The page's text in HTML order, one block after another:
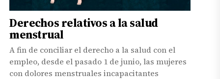
Derechos relativos a la salud
menstrual
A fin de conciliar el derecho a la salud con el
empleo, desde el pasado 1 de junio, las mujeres
con dolores menstruales incapacitantes